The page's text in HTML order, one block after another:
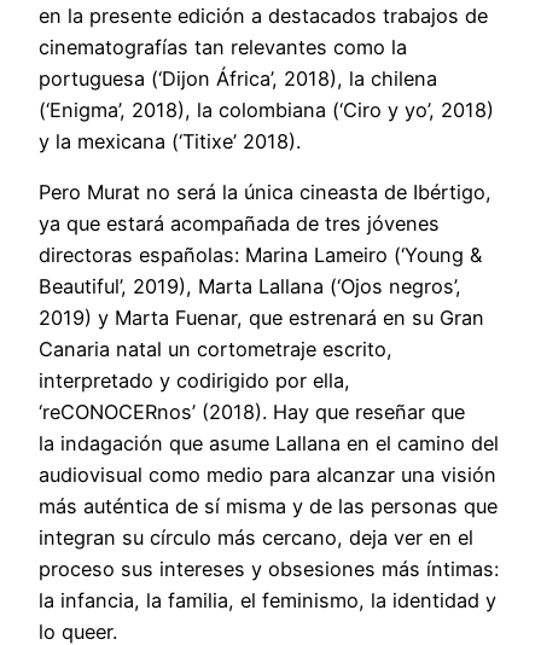
en la presente edición a destacados trabajos de
cinematografías tan relevantes como la
portuguesa (‘Dijon África’, 2018), la chilena
(‘Enigma’, 2018), la colombiana (‘Ciro y yo’, 2018)
y la mexicana (‘Titixe’ 2018).
Pero Murat no será la única cineasta de Ibértigo,
ya que estará acompañada de tres jóvenes
directoras españolas: Marina Lameiro (‘Young &
Beautiful’, 2019), Marta Lallana (‘Ojos negros’,
2019) y Marta Fuenar, que estrenará en su Gran
Canaria natal un cortometraje escrito,
interpretado y codirigido por ella,
‘reCONOCERnos’ (2018). Hay que reseñar que
la indagación que asume Lallana en el camino del
audiovisual como medio para alcanzar una visión
más auténtica de sí misma y de las personas que
integran su círculo más cercano, deja ver en el
proceso sus intereses y obsesiones más íntimas:
la infancia, la familia, el feminismo, la identidad y
lo queer.